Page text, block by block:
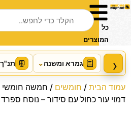
כל
המוצרים
גמרא ומשנה⌄ תנ"ך ›
עמוד הבית/ חומשים/ חמשה חומשי
דמוי עור כחול עם סידור – נוסח ספרד